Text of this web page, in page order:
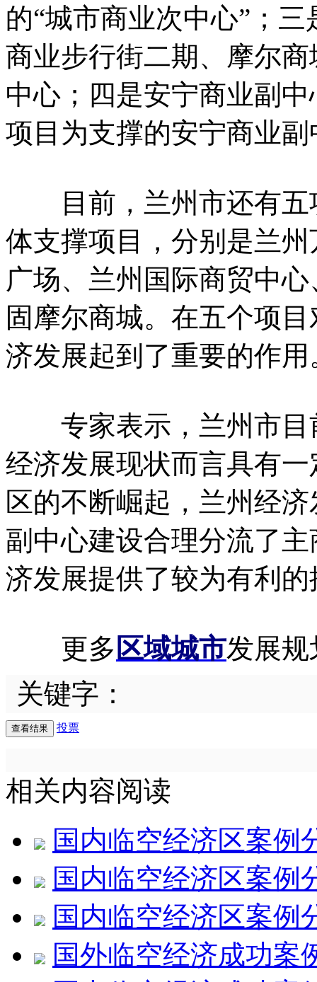
的“城市商业次中心”；
商业步行街二期、摩尔
中心；四是安宁商业副
项目为支撑的安宁商业副
目前，兰州市还有五
体支撑项目，分别是兰
广场、兰州国际商贸中
固摩尔商城。在五个项
济发展起到了重要的作用
专家表示，兰州市目
经济发展现状而言具有
区的不断崛起，兰州经
副中心建设合理分流了
济发展提供了较为有利的
更多 区域城市发展
关键字：
投票
相关内容阅读
国内临空经济区案
国内临空经济区案
国内临空经济区案
国外临空经济成功